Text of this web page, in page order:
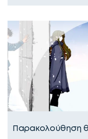
Παρακολούθηση